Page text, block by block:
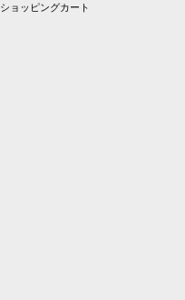
ショッピングカート